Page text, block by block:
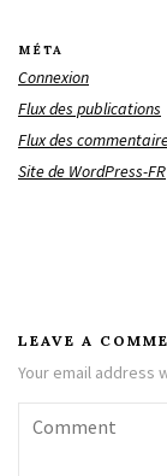
MÉTA
Connexion
Flux des publications
Flux des
Site de WordPress-FR
LEAVE A
Your email address